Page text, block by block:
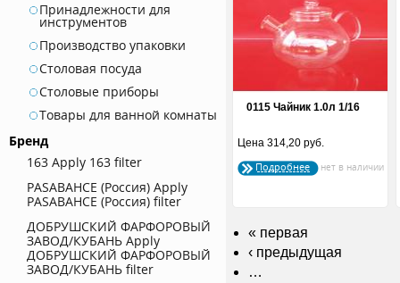
Принадлежности для
инструментов
Производство упаковки
Столовая посуда
Столовые приборы
Товары для ванной комнаты
Бренд
163 Apply 163 filter
PASABAHCE (Россия) Apply
PASABAHCE (Россия) filter
ДОБРУШСКИЙ ФАРФОРОВЫЙ
ЗАВОД/КУБАНЬ Apply
ДОБРУШСКИЙ ФАРФОРОВЫЙ
ЗАВОД/КУБАНЬ filter
0115 Чайник 1.0л 1/16
Цена 314,20 руб.
Подробнее
« первая
‹ предыдущая
…